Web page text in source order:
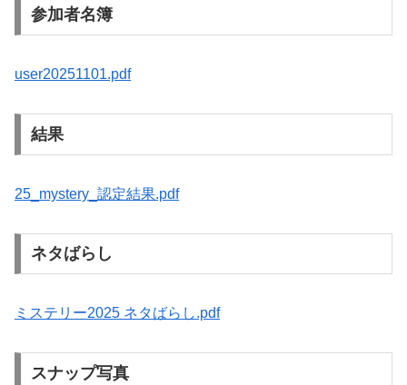
参加者名簿
user20251101.pdf
結果
25_mystery_認定結果.pdf
ネタばらし
ミステリー2025 ネタばらし.pdf
スナップ写真